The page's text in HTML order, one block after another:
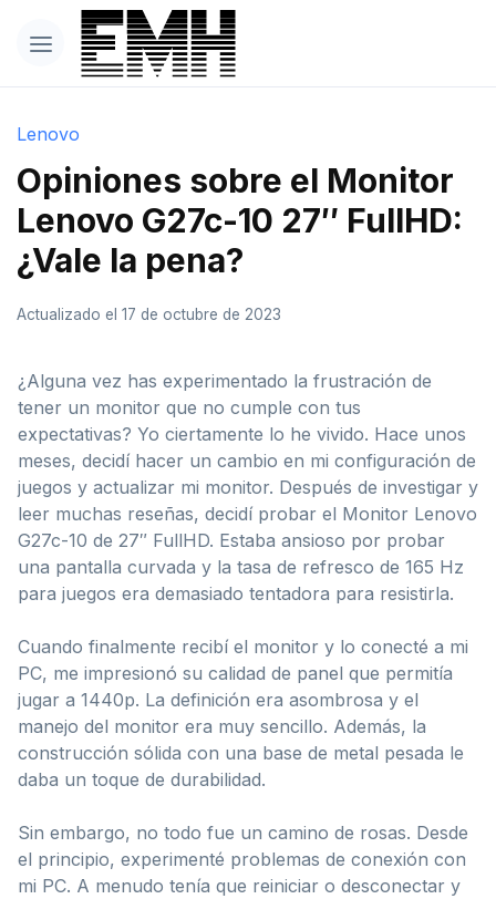
Lenovo
Opiniones sobre el Monitor
Lenovo G27c-10 27″ FullHD:
¿Vale la pena?
Actualizado el 17 de octubre de 2023
¿Alguna vez has experimentado la frustración de
tener un monitor que no cumple con tus
expectativas? Yo ciertamente lo he vivido. Hace unos
meses, decidí hacer un cambio en mi configuración de
juegos y actualizar mi monitor. Después de investigar y
leer muchas reseñas, decidí probar el Monitor Lenovo
G27c-10 de 27″ FullHD. Estaba ansioso por probar
una pantalla curvada y la tasa de refresco de 165 Hz
para juegos era demasiado tentadora para resistirla.
Cuando finalmente recibí el monitor y lo conecté a mi
PC, me impresionó su calidad de panel que permitía
jugar a 1440p. La definición era asombrosa y el
manejo del monitor era muy sencillo. Además, la
construcción sólida con una base de metal pesada le
daba un toque de durabilidad.
Sin embargo, no todo fue un camino de rosas. Desde
el principio, experimenté problemas de conexión con
mi PC. A menudo tenía que reiniciar o desconectar y